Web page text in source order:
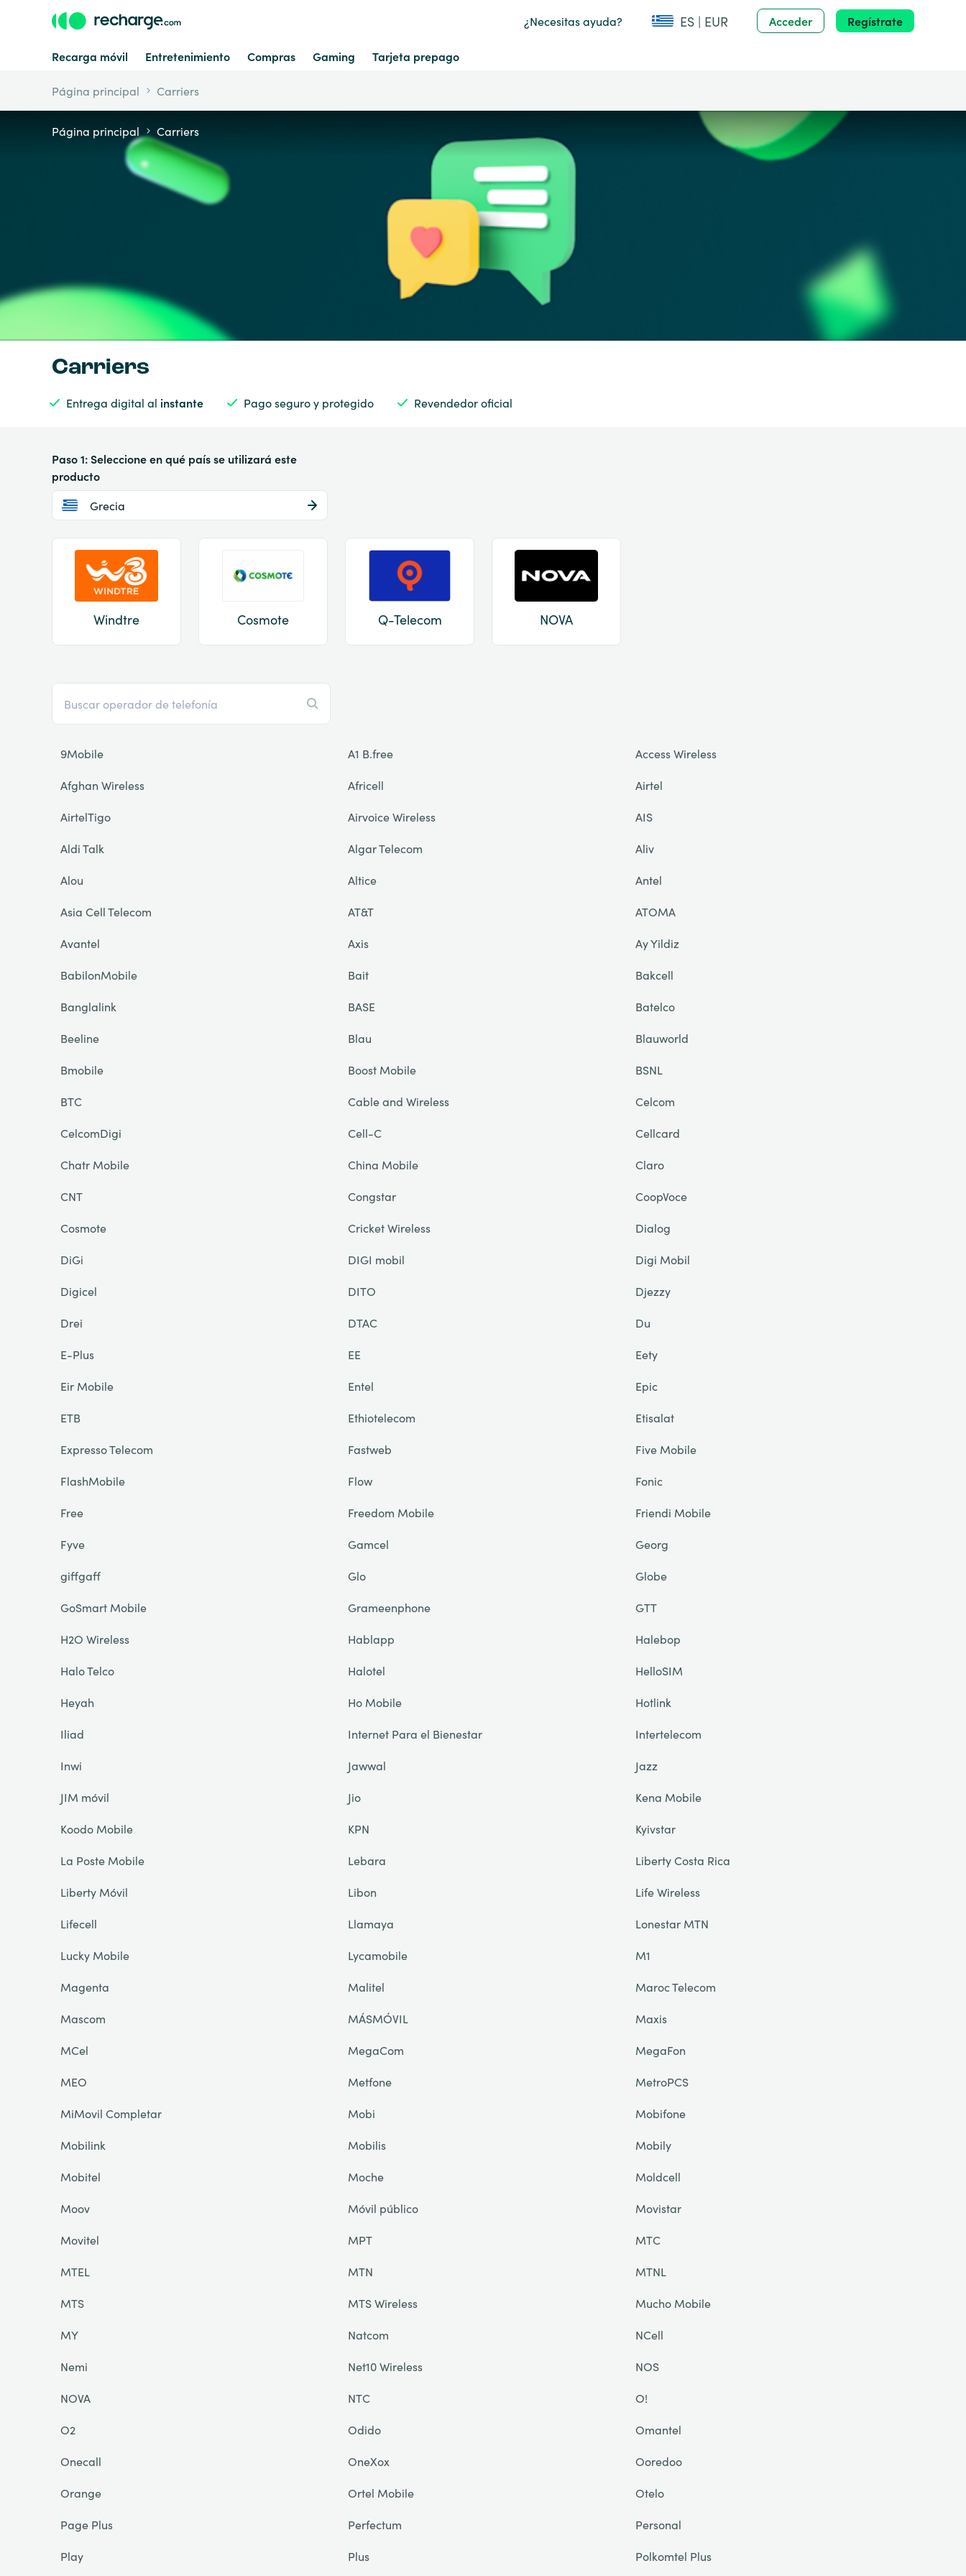
¿Necesitas ayuda? ES | EUR Acceder Regístrate
Recarga móvil Entretenimiento Compras Gaming Tarjeta prepago
Página principal Carriers
Página principal Carriers
Carriers
Entrega digital al instante Pago seguro y protegido Revendedor oficial
Paso 1: Seleccione en qué país se utilizará este
producto
Grecia
Windtre Cosmote Q-Telecom NOVA
9Mobile A1 B.free
Access Wireless
Afghan Wireless
Africell
Airtel
AirtelTigo
Airvoice Wireless
AIS
Aldi Talk
Algar Telecom
Aliv
Alou
Altice
Antel
Asia Cell Telecom
AT&T
ATOMA
Avantel
Axis
Ay Yildiz
BabilonMobile
Bait
Bakcell
Banglalink
BASE
Batelco
Beeline
Blau
Blauworld
Bmobile
Boost Mobile
BSNL
BTC
Cable and Wireless
Celcom
CelcomDigi
Cell-C
Cellcard
Chatr Mobile
China Mobile
Claro
CNT
Congstar
CoopVoce
Cosmote
Cricket Wireless
Dialog
DiGi
DIGI mobil
Digi Mobil
Digicel
DITO
Djezzy
Drei
DTAC
Du
E-Plus
EE
Eety
Eir Mobile
Entel
Epic
ETB
Ethiotelecom
Etisalat
Expresso Telecom
Fastweb
Five Mobile
FlashMobile
Flow
Fonic
Free
Freedom Mobile
Friendi Mobile
Fyve
Gamcel
Georg
giffgaff
Glo
Globe
GoSmart Mobile
Grameenphone
GTT
H2O Wireless
Hablapp
Halebop
Halo Telco
Halotel
HelloSIM
Heyah
Ho Mobile
Hotlink
Iliad
Internet Para el Bienestar
Intertelecom
Inwi
Jawwal
Jazz
JIM móvil
Jio
Kena Mobile
Koodo Mobile
KPN
Kyivstar
La Poste Mobile
Lebara
Liberty Costa Rica
Liberty Móvil
Libon
Life Wireless
Lifecell
Llamaya
Lonestar MTN
Lucky Mobile
Lycamobile
M1
Magenta
Malitel
Maroc Telecom
Mascom
MÁSMÓVIL
Maxis
MCel
MegaCom
MegaFon
MEO
Metfone
MetroPCS
MiMovil Completar
Mobi
Mobifone
Mobilink
Mobilis
Mobily
Mobitel
Moche
Moldcell
Moov
Móvil público
Movistar
Movitel
MPT
MTC
MTEL
MTN
MTNL
MTS
MTS Wireless
Mucho Mobile
MY
Natcom
NCell
Nemi
Net10 Wireless
NOS
NOVA
NTC
O!
O2
Odido
Omantel
Onecall
OneXox
Ooredoo
Orange
Ortel Mobile
Otelo
Page Plus
Perfectum
Personal
Play
Plus Polkomtel Plus